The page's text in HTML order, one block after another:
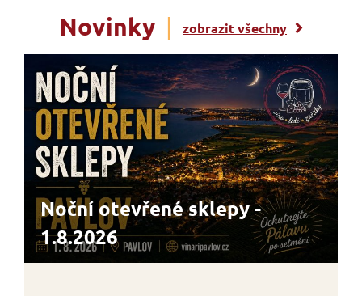
Novinky | zobrazit všechny
Noční otevřené sklepy -
1.8.2026